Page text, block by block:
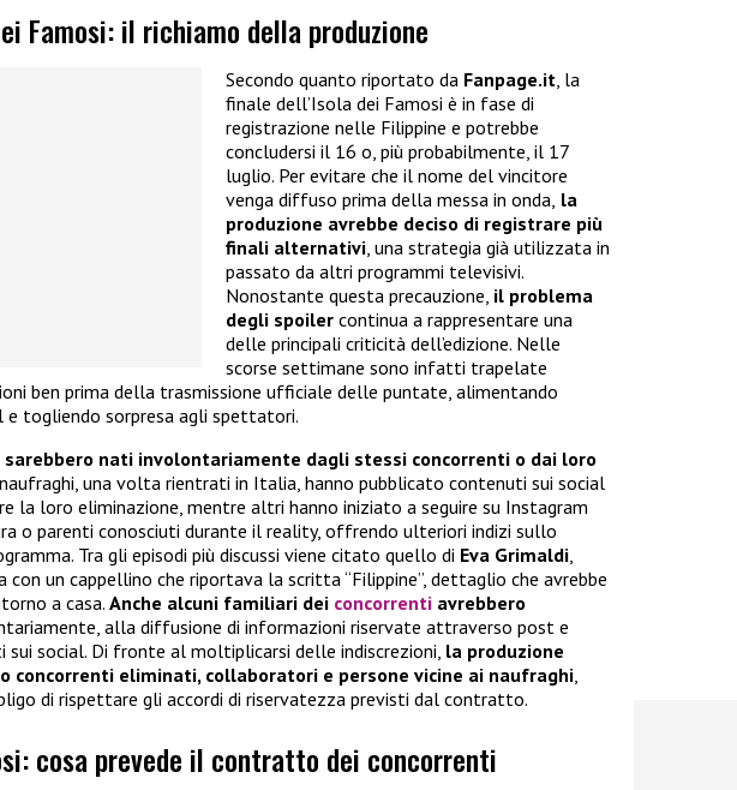
Famosi: il richiamo della produzione
Secondo quanto riportato da Fanpage.it, la
finale dell’Isola dei Famosi è in fase di
registrazione nelle Filippine e potrebbe
concludersi il 16 o, più probabilmente, il 17
luglio. Per evitare che il nome del vincitore
venga diffuso prima della messa in onda, la
produzione avrebbe deciso di registrare più
finali alternativi, una strategia già utilizzata in
passato da altri programmi televisivi.
Nonostante questa precauzione, il problema
degli spoiler continua a rappresentare una
delle principali criticità dell’edizione. Nelle
scorse settimane sono infatti trapelate
ben prima della trasmissione ufficiale delle puntate, alimentando
e togliendo sorpresa agli spettatori.
nati involontariamente dagli stessi concorrenti o dai loro
una volta rientrati in Italia, hanno pubblicato contenuti sui social
la loro eliminazione, mentre altri hanno iniziato a seguire su Instagram
o parenti conosciuti durante il reality, offrendo ulteriori indizi sullo
Tra gli episodi più discussi viene citato quello di Eva Grimaldi,
un cappellino che riportava la scritta “Filippine”, dettaglio che avrebbe
a casa. Anche alcuni familiari dei concorrenti avrebbero
alla diffusione di informazioni riservate attraverso post e
sui social. Di fronte al moltiplicarsi delle indiscrezioni, la produzione
concorrenti eliminati, collaboratori e persone vicine ai naufraghi,
di rispettare gli accordi di riservatezza previsti dal contratto.
cosa prevede il contratto dei concorrenti